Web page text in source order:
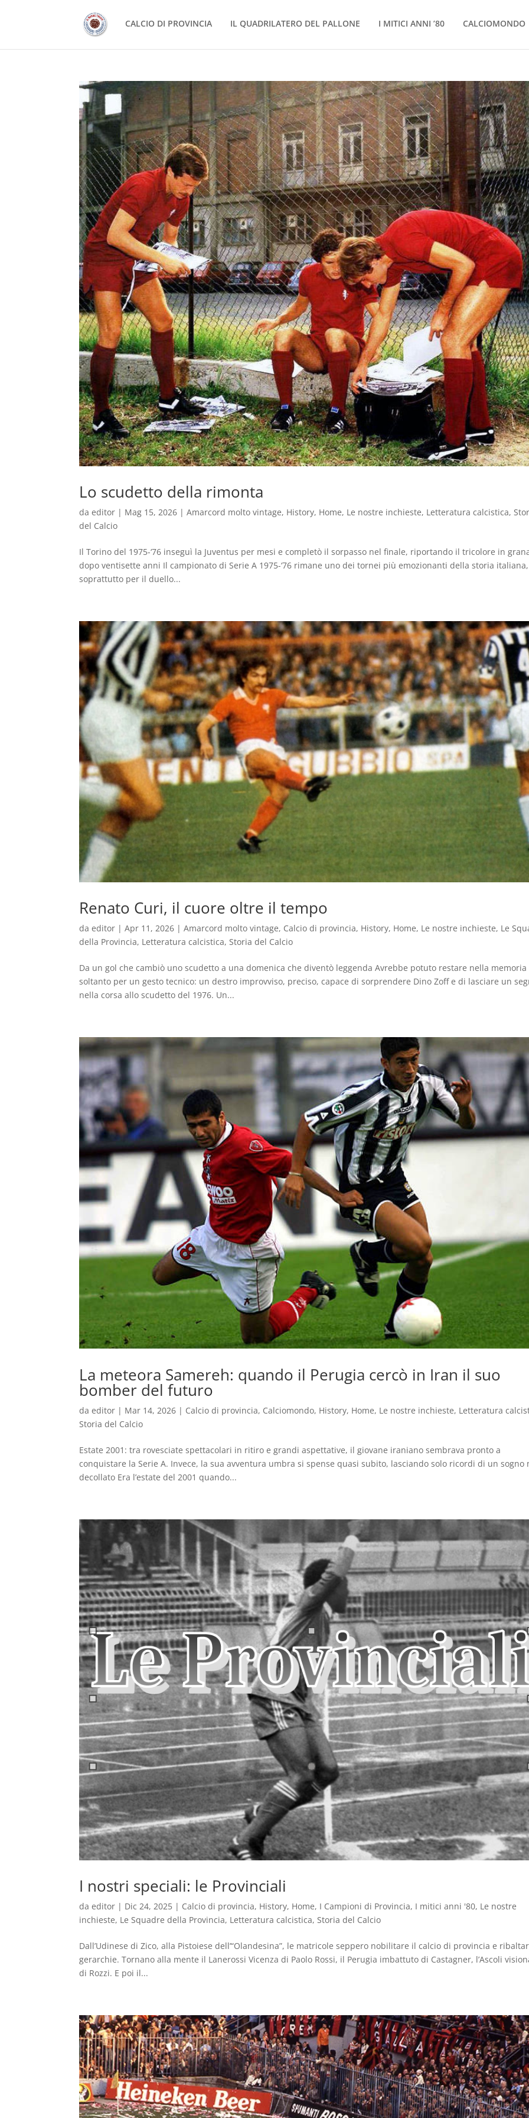
CALCIO DI PROVINCIA IL QUADRILATERO DEL PALLONE I MITICI ANNI ’80 CALCIOMONDO
Lo scudetto della rimonta
daeditor | Mag 15, 2026 |Amarcord molto vintage, History, Home, Le nostre inchieste, Letteratura calcistica,
del Calcio
Il Torino del 1975-‘76 inseguì la Juventus per mesi e completò il sorpasso nel finale, riportando il tricolore in
dopo ventisette anni Il campionato di Serie A 1975-‘76 rimane uno dei tornei più emozionanti della storia italiana,
soprattutto per il duello...
Renato Curi, il cuore oltre il tempo
daeditor |Apr 11, 2026 |Amarcord molto vintage, Calcio di provincia, History, Home, Le nostre inchieste, Le
della Provincia, Letteratura calcistica, Storia del Calcio
Da un gol che cambiò uno scudetto a una domenica che diventò leggenda Avrebbe potuto restare nella memoria
soltanto per un gesto tecnico: un destro improvviso, preciso, capace di sorprendere Dino Zoff e di lasciare un
nella corsa allo scudetto del 1976. Un...
La meteora Samereh: quando il Perugia cercò in Iran il suo
bomber del futuro
daeditor | Mar 14, 2026 | Calcio di provincia, Calciomondo, History, Home, Le nostre inchieste, Letteratura
Storia del Calcio
Estate 2001: tra rovesciate spettacolari in ritiro e grandi aspettative, il giovane iraniano sembrava pronto a
conquistare la Serie A. Invece, la sua avventura umbra si spense quasi subito, lasciando solo ricordi di un sogno
decollato Era l’estate del 2001 quando...
I nostri speciali: le Provinciali
daeditor | Dic 24, 2025 | Calcio di provincia, History, Home, I Campioni di Provincia, I mitici anni '80, Le nostre
inchieste, Le Squadre della Provincia, Letteratura calcistica,Storia del Calcio
Dall’Udinese di Zico, alla Pistoiese dell’“Olandesina”, le matricole seppero nobilitare il calcio di provincia e
gerarchie. Tornano alla mente il Lanerossi Vicenza di Paolo Rossi, il Perugia imbattuto di Castagner, l’Ascoli
di Rozzi. E poi il...